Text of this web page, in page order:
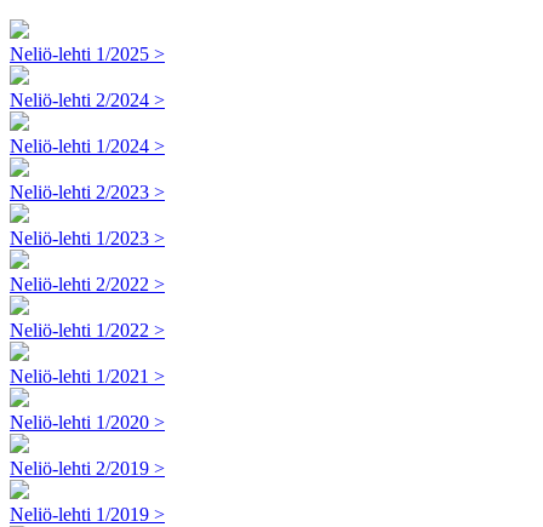
Neliö-lehti 1/2025 >
Neliö-lehti 2/2024 >
Neliö-lehti 1/2024 >
Neliö-lehti 2/2023 >
Neliö-lehti 1/2023 >
Neliö-lehti 2/2022 >
Neliö-lehti 1/2022 >
Neliö-lehti 1/2021 >
Neliö-lehti 1/2020 >
Neliö-lehti 2/2019 >
Neliö-lehti 1/2019 >